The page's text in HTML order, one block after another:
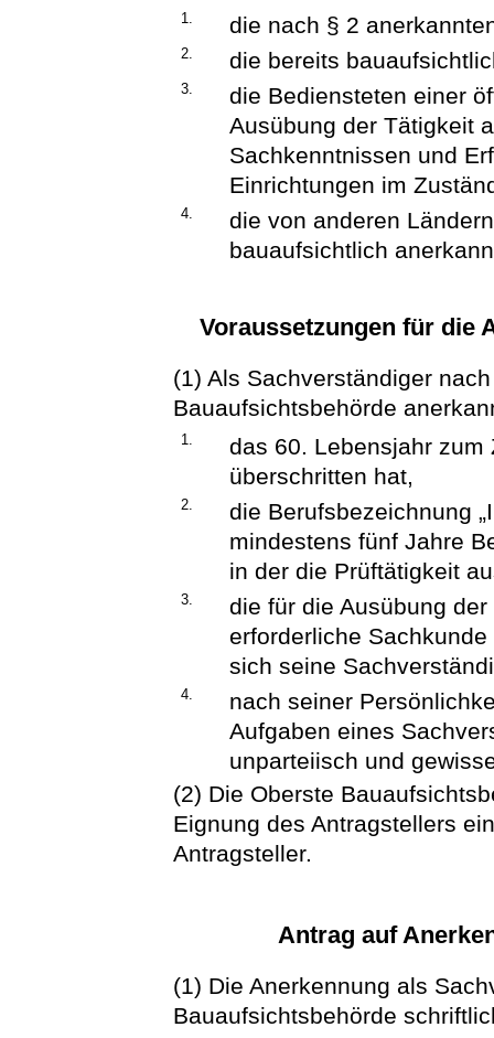
1. die nach § 2
2. die bereits
3.
die Bediensteten einer
Ausübung der Tätigkeit
Sachkenntnissen und
Einrichtungen im
4.
die von anderen
bauaufsichtlich
Voraussetzungen für die
(1) Als Sachverständiger
Bauaufsichtsbehörde
1.
das 60. Lebensjahr
überschritten hat,
2.
die Berufsbezeichnung
mindestens fünf Jahre
in der die Prüftätigkeit
3.
die für die Ausübung
erforderliche
sich seine
4.
nach seiner
Aufgaben eines
unparteiisch und
(2) Die Oberste
Eignung des Antragstellers
Antragsteller.
Antrag auf
(1) Die Anerkennung als
Bauaufsichtsbehörde